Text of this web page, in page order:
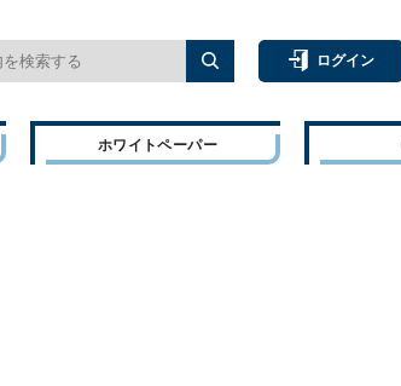
ログイン
ホワイトペーパー